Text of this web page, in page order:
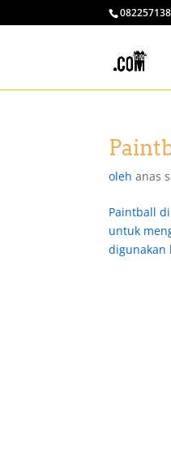
olehanas
Paintball
untuk
digunakan